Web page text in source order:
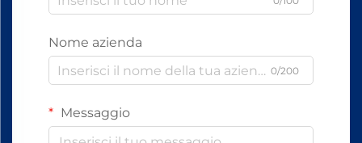
Nome azienda
0/200
Messaggio